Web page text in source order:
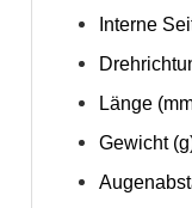
Interne
Länge
Gewicht